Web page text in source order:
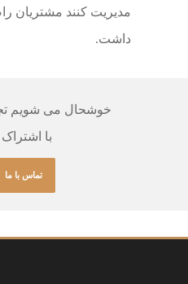
مدیریت کنند مشتریان
داشت.
خوشحال می شویم
با اشتراک
تماس با ما